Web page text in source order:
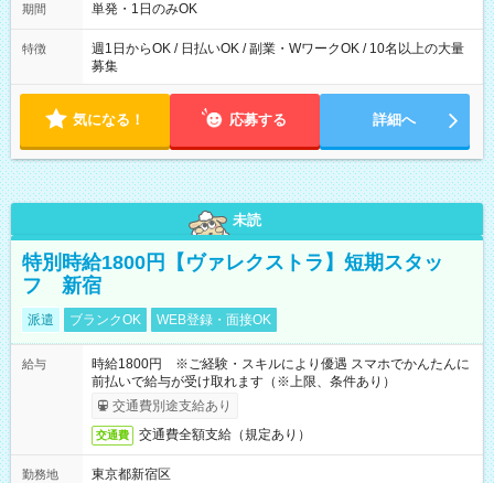
期間 単発・1日のみOK
特徴
週1日からOK / 日払いOK / 副業・WワークOK / 10名以上の大量
募集
気になる！ 応募する 詳細へ
未読
特別時給1800円【ヴァレクストラ】短期スタッ
フ 新宿
派遣 ブランクOK WEB登録・面接OK
給与
時給1800円 ※ご経験・スキルにより優遇 スマホでかんたんに
前払いで給与が受け取れます（※上限、条件あり）
交通費別途支給あり
交通費 交通費全額支給（規定あり）
勤務地
東京都新宿区